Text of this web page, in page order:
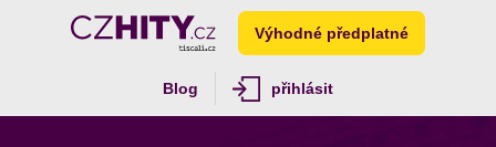
Výhodné předplatné
Blog přihlásit